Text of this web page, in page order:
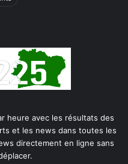
heure avec les résultats des
et les news dans toutes les
directement en ligne sans